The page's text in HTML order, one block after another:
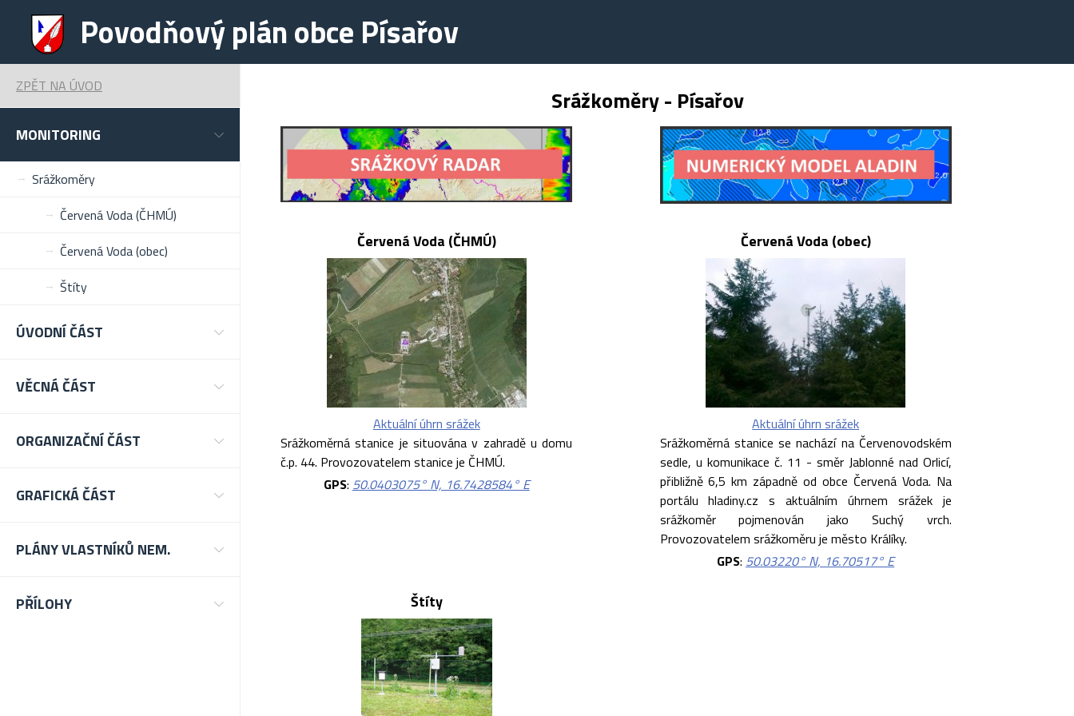
Povodňový plán obce Písařov
ZPĚT NA ÚVOD
MONITORING
Srážkoměry
Červená Voda (ČHMÚ)
Červená Voda (obec)
Štíty
ÚVODNÍ ČÁST
VĚCNÁ ČÁST
ORGANIZAČNÍ ČÁST
GRAFICKÁ ČÁST
PLÁNY VLASTNÍKŮ NEM.
PŘÍLOHY
Srážkoměry - Písařov
Červená Voda (ČHMÚ)
Aktuální úhrn srážek
Srážkoměrná stanice je situována v zahradě u domu
č.p. 44. Provozovatelem stanice je ČHMÚ.
GPS: 50.0403075° N, 16.7428584° E
Červená Voda (obec)
Aktuální úhrn srážek
Srážkoměrná stanice se nachází na Červenovodském
sedle, u komunikace č. 11 - směr Jablonné nad Orlicí,
přibližně 6,5 km západně od obce Červená Voda. Na
portálu hladiny.cz s aktuálním úhrnem srážek je
srážkoměr pojmenován jako Suchý vrch.
Provozovatelem srážkoměru je město Králíky.
GPS: 50.03220° N, 16.70517° E
Štíty